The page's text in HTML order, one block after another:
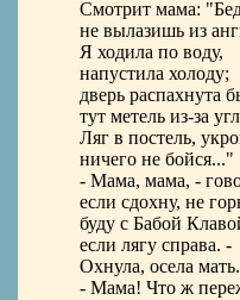
Смотрит мама:
не вылазишь из
Я ходила по воду,
напустила холоду;
дверь распахнута
тут метель из-за
Ляг в постель,
ничего не бойся..."
- Мама, мама, -
если сдохну, не
буду с Бабой
если лягу справа. -
Охнула, осела мать.
- Мама! Что ж